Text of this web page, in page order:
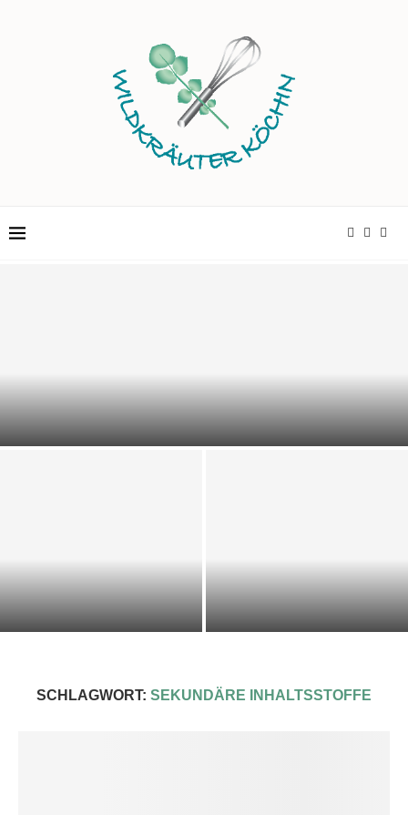
SCHLAGWORT: SEKUNDÄRE INHALTSSTOFFE